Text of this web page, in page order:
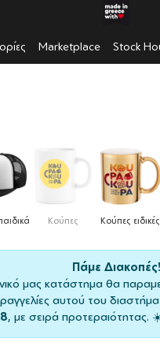
Marketplace Stock
Κούπες Κούπες ειδικές
Πάμε Διακοπές!
μας κατάστημα θα
αυτού του
, με σειρά προτεραιότητας.